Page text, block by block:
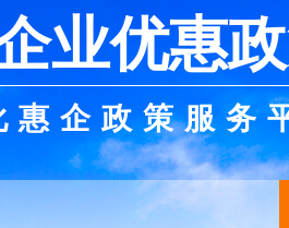
业优惠
惠企政策服务